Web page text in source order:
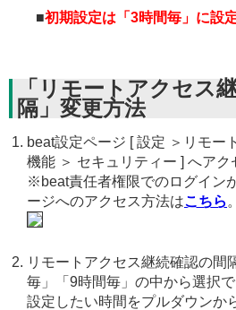
■初期設定は「3時間毎」に設
「リモートアクセス
隔」変更方法
beat設定ページ [ 設定 ＞リモー
機能 ＞ セキュリティー ] へアク
※beat責任者権限でのログイン
ージへのアクセス方法はこちら 。
リモートアクセス継続確認の間
毎」「9時間毎」の中から選択で
設定したい時間をプルダウンか